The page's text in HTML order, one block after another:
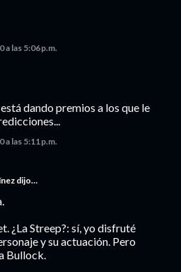
a las 5:06 p.m.
dando premios a los que le
a las 5:11 p.m.
dijo…
¿La Streep?: sí, yo disfruté
y su actuación. Pero
Bullock.